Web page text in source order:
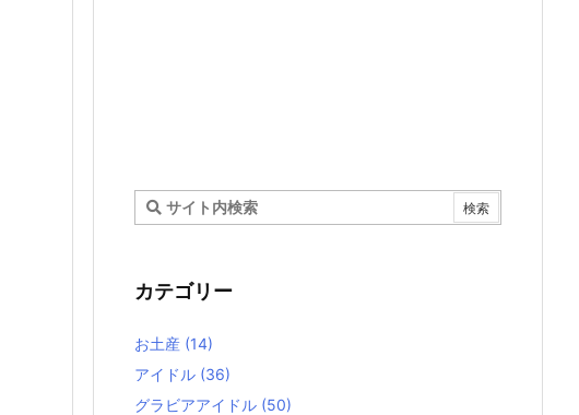
カテゴリー
お土産 (14)
アイドル (36)
グラビアアイドル (50)